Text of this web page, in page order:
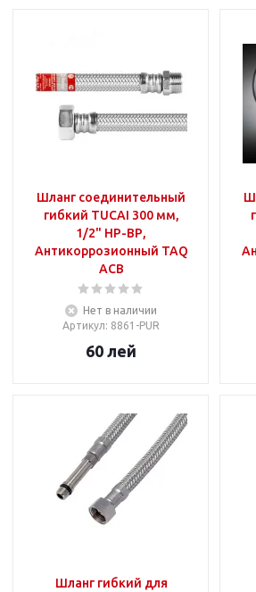
Шланг соединительный
гибкий TUCAI 300 мм,
1/2" НР-ВР,
Антикоррозионный TAQ
ACB
Нет в наличии
Артикул: 8861-PUR
60 лей
Шланг гибкий для